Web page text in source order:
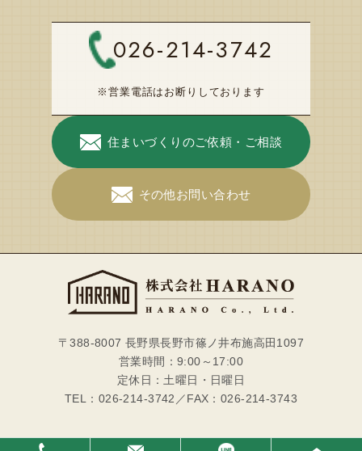
026-214-3742
※営業電話はお断りしております
住まいづくりのご依頼・ご相談
その他お問い合わせ
〒388-8007 長野県長野市篠ノ井布施高田1097
営業時間：9:00～17:00
定休日：土曜日・日曜日
TEL：026-214-3742／FAX：026-214-3743